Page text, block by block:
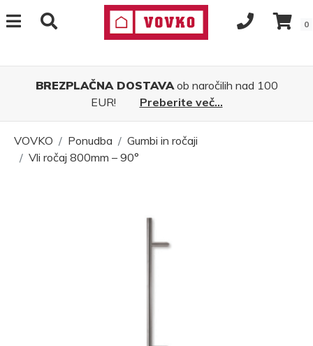
0
BREZPLAČNA DOSTAVAob naročilih nad 100
EUR!
Preberite več...
VOVKO Ponudba
Gumbi in ročaji
Vli ročaj 800mm – 90°